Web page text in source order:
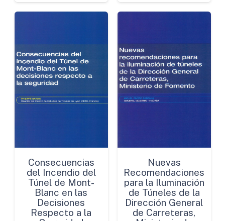
Consecuencias
del Incendio del
Túnel de Mont-
Blanc en las
Decisiones
Respecto a la
Nuevas
Recomendaciones
para la Iluminación
de Túneles de la
Dirección General
de Carreteras,